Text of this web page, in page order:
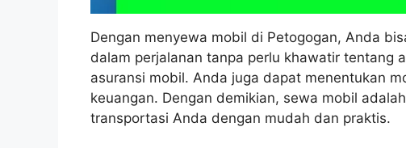
Dengan menyewa mobil di Petogogan, Anda
dalam perjalanan tanpa perlu khawatir tentang
asuransi mobil. Anda juga dapat menentukan
keuangan. Dengan demikian, sewa mobil
transportasi Anda dengan mudah dan praktis.